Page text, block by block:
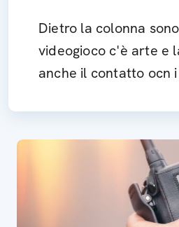
Dietro la colonna
videogioco c'è arte e
anche il contatto ocn